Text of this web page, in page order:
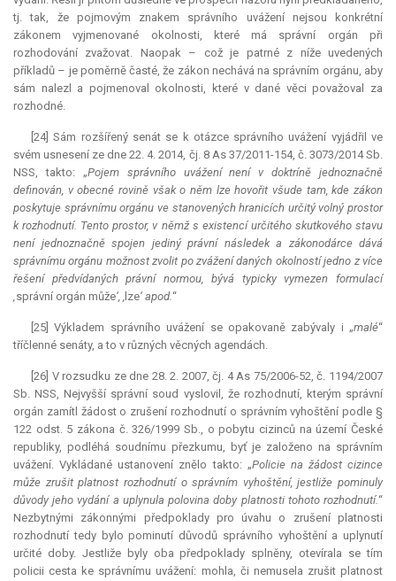
tj. tak, že pojmovým znakem správního uvážení nejsou konkrétní
zákonem vyjmenované okolnosti, které má správní orgán při
rozhodování zvažovat. Naopak – což je patrné z níže uvedených
příkladů – je poměrně časté, že zákon nechává na správním orgánu, aby
sám nalezl a pojmenoval okolnosti, které v dané věci považoval za
rozhodné.
[24] Sám rozšířený senát se k otázce správního uvážení vyjádřil ve
svém usnesení ze dne 22. 4. 2014, čj. 8 As 37/2011-154, č. 3073/2014 Sb.
NSS, takto: „Pojem správního uvážení není v doktríně jednoznačně
definován, v obecné rovině však o něm lze hovořit všude tam, kde zákon
poskytuje správnímu orgánu ve stanovených hranicích určitý volný prostor
k rozhodnutí. Tento prostor, v němž s existencí určitého skutkového stavu
není jednoznačně spojen jediný právní následek a zákonodárce dává
správnímu orgánu možnost zvolit po zvážení daných okolností jedno z více
řešení předvídaných právní normou, bývá typicky vymezen formulací
‚správní orgán může‘, , lze‘ apod.“
[25] Výkladem správního uvážení se opakovaně zabývaly i „malé“
tříčlenné senáty, a to v různých věcných agendách.
[26] V rozsudku ze dne 28. 2. 2007, čj. 4 As 75/2006-52, č. 1194/2007
Sb. NSS, Nejvyšší správní soud vyslovil, že rozhodnutí, kterým správní
orgán zamítl žádost o zrušení rozhodnutí o správním vyhoštění podle §
122 odst. 5 zákona č. 326/1999 Sb., o pobytu cizinců na území České
republiky, podléhá soudnímu přezkumu, byť je založeno na správním
uvážení. Vykládané ustanovení znělo takto: „Policie na žádost cizince
může zrušit platnost rozhodnutí o správním vyhoštění, jestliže pominuly
důvody jeho vydání a uplynula polovina doby platnosti tohoto rozhodnutí.“
Nezbytnými zákonnými předpoklady pro úvahu o zrušení platnosti
rozhodnutí tedy bylo pominutí důvodů správního vyhoštění a uplynutí
určité doby. Jestliže byly oba předpoklady splněny, otevírala se tím
policii cesta ke správnímu uvážení: mohla, či nemusela zrušit platnost